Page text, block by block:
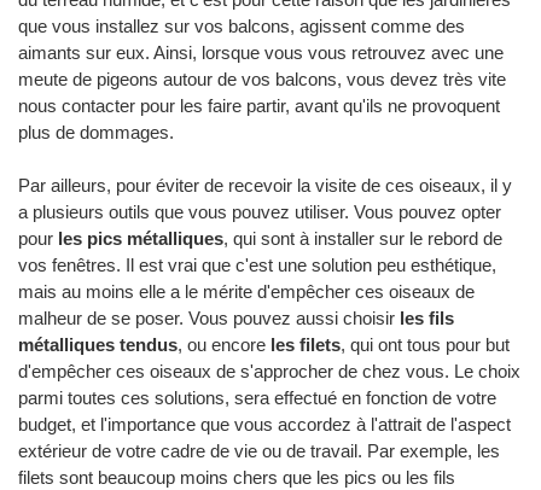
que vous installez sur vos balcons, agissent comme des
aimants sur eux. Ainsi, lorsque vous vous retrouvez avec une
meute de pigeons autour de vos balcons, vous devez très vite
nous contacter pour les faire partir, avant qu'ils ne provoquent
plus de dommages.
Par ailleurs, pour éviter de recevoir la visite de ces oiseaux, il y
a plusieurs outils que vous pouvez utiliser. Vous pouvez opter
pour les pics métalliques, qui sont à installer sur le rebord de
vos fenêtres. Il est vrai que c'est une solution peu esthétique,
mais au moins elle a le mérite d'empêcher ces oiseaux de
malheur de se poser. Vous pouvez aussi choisir les fils
métalliques tendus, ou encore les filets, qui ont tous pour but
d'empêcher ces oiseaux de s'approcher de chez vous. Le choix
parmi toutes ces solutions, sera effectué en fonction de votre
budget, et l'importance que vous accordez à l'attrait de l'aspect
extérieur de votre cadre de vie ou de travail. Par exemple, les
filets sont beaucoup moins chers que les pics ou les fils